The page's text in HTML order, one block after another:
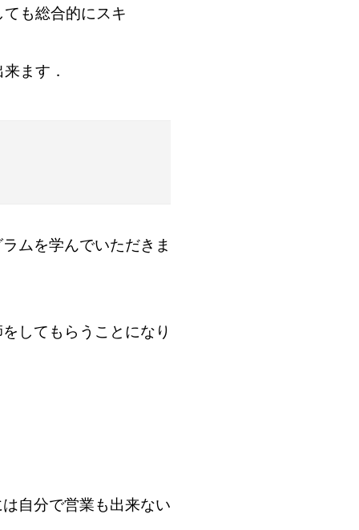
も総合的にスキ
ます．
ムを学んでいただきま
してもらうことになり
自分で営業も出来ない